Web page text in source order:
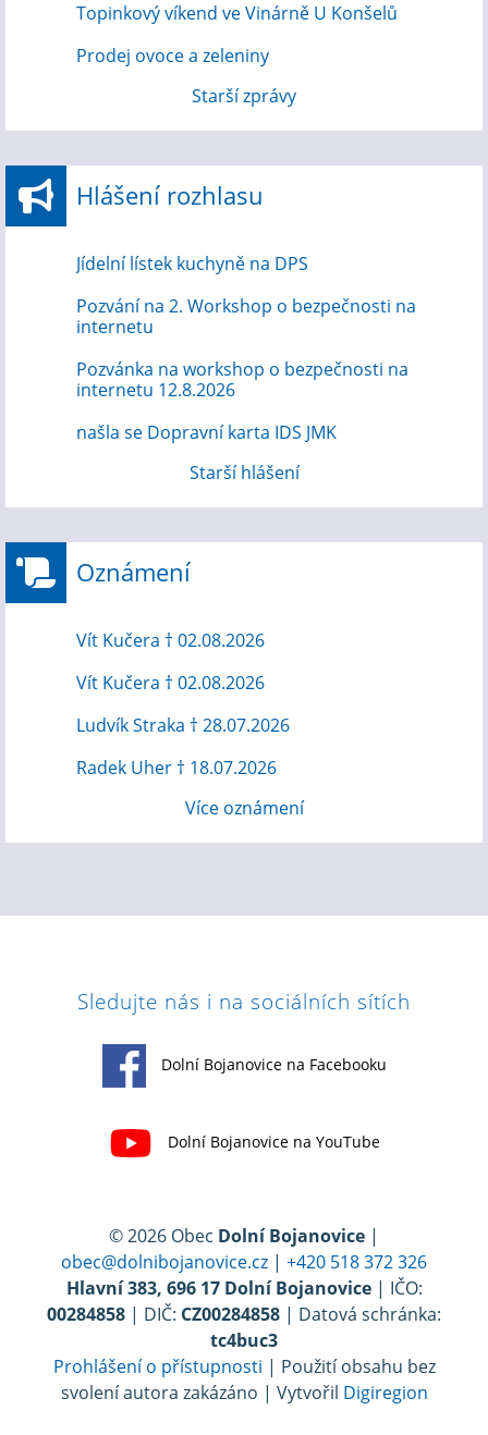
Topinkový víkend ve Vinárně U Konšelů
Prodej ovoce a zeleniny
Starší zprávy
Hlášení rozhlasu
Jídelní lístek kuchyně na DPS
Pozvání na 2. Workshop o bezpečnosti na
internetu
Pozvánka na workshop o bezpečnosti na
internetu 12.8.2026
našla se Dopravní karta IDS JMK
Starší hlášení
Oznámení
Vít Kučera † 02.08.2026
Vít Kučera † 02.08.2026
Ludvík Straka † 28.07.2026
Radek Uher † 18.07.2026
Více oznámení
Sledujte nás i na sociálních sítích
Dolní Bojanovice na Facebooku
Dolní Bojanovice na YouTube
© 2026 Obec Dolní Bojanovice |
obec@dolnibojanovice.cz | +420 518 372 326
Hlavní 383, 696 17 Dolní Bojanovice| IČO:
00284858 | DIČ: CZ00284858 | Datová schránka:
tc4buc3
Prohlášení o přístupnosti | Použití obsahu bez
svolení autora zakázáno | Vytvořil Digiregion